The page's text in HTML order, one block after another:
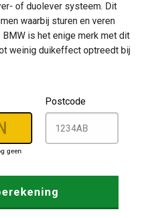
of duolever systeem. Dit
waarbij sturen en veren
is het enige merk met dit
weinig duikeffect optreedt bij
geen
Postcode